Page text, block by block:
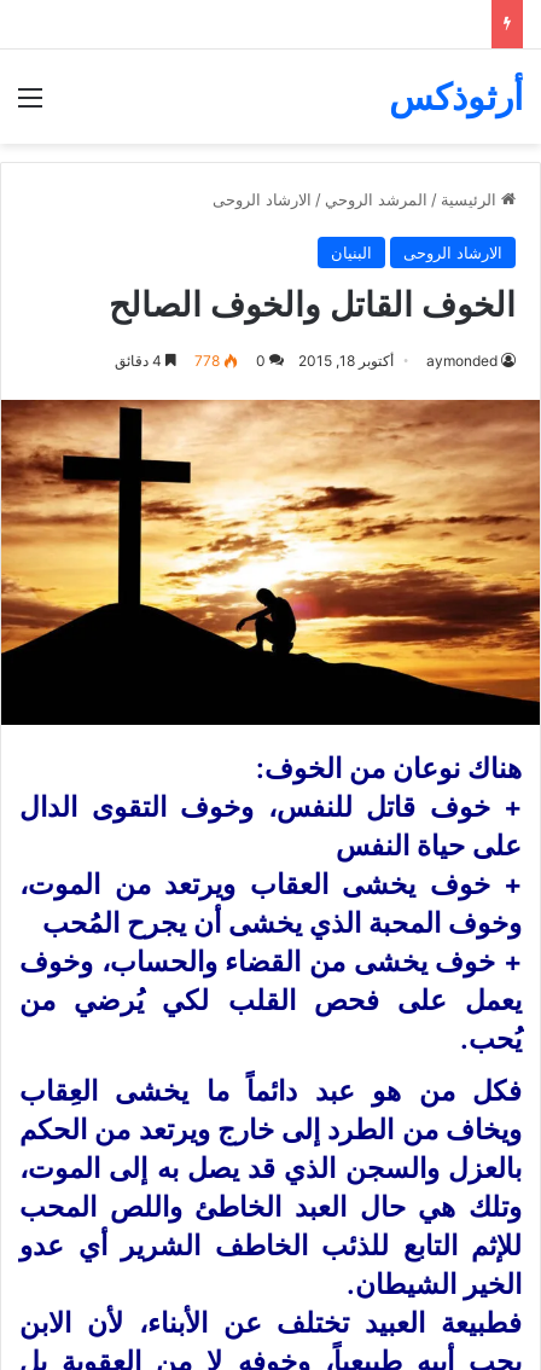
أرثوذكس
الرئيسية / المرشد الروحي / الارشاد الروحى
الارشاد الروحى البنيان
الخوف القاتل والخوف الصالح
aymonded أكتوبر 18, 2015 0
778
هناك نوعان من الخوف:
+ خوف قاتل للنفس، وخوف التقوى الدال
على حياة النفس
+ خوف يخشى العقاب ويرتعد من الموت،
وخوف المحبة الذي يخشى أن يجرح المُحب
+ خوف يخشى من القضاء والحساب، وخوف
يعمل على فحص القلب لكي يُرضي من
يُحب.
فكل من هو عبد دائماً ما يخشى العِقاب
ويخاف من الطرد إلى خارج ويرتعد من الحكم
بالعزل والسجن الذي قد يصل به إلى الموت،
وتلك هي حال العبد الخاطئ واللص المحب
للإثم التابع للذئب الخاطف الشرير أي عدو
الخير الشيطان.
فطبيعة العبيد تختلف عن الأبناء، لأن الابن
يحب أبيه طبيعياً، وخوفه لا من العقوبة بل